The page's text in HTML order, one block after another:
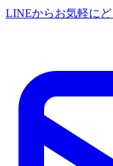
LINEからお気軽に